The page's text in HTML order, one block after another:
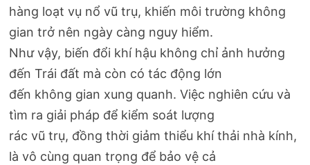
hàng loạt vụ nổ vũ trụ, khiến môi trường không
gian trở nên ngày càng nguy hiểm.
Như vậy, biến đổi khí hậu không chỉ ảnh hưởng
đến Trái đất mà còn có tác động lớn
đến không gian xung quanh. Việc nghiên cứu và
tìm ra giải pháp để kiểm soát lượng
rác vũ trụ, đồng thời giảm thiểu khí thải nhà kính,
là vô cùng quan trọng để bảo vệ cả